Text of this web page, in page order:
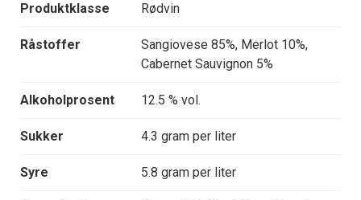
Produktklasse Rødvin
Råstoffer
Sangiovese 85%, Merlot 10%,
Cabernet Sauvignon 5%
Alkoholprosent 12.5 % vol.
Sukker 4.3 gram per liter
Syre 5.8 gram per liter